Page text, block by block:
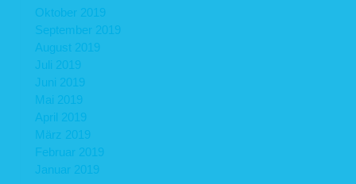
Oktober 2019
September 2019
August 2019
Juli 2019
Juni 2019
Mai 2019
April 2019
März 2019
Februar 2019
Januar 2019